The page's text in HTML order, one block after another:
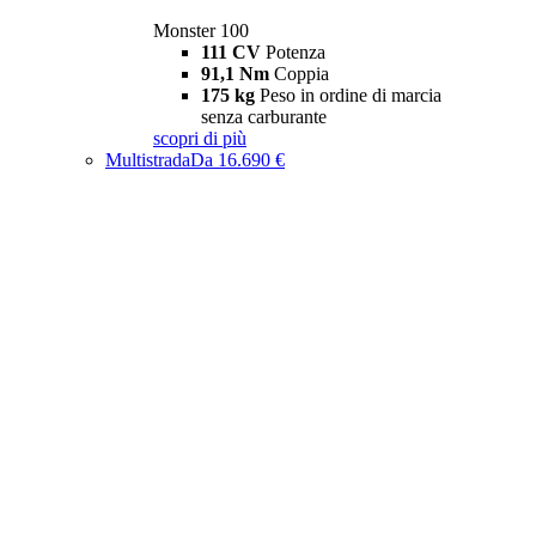
Monster 100
111 CV Potenza
91,1 Nm Coppia
175 kg Peso in ordine di marcia
senza carburante
scopri di più
MultistradaDa 16.690 €